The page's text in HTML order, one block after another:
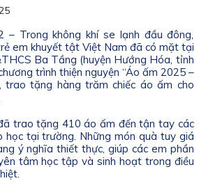
– Trong không khí se lạnh đầu đông,
em khuyết tật Việt Nam đã có mặt tại
Ba Tầng (huyện Hướng Hóa, tỉnh
trình thiện nguyện “Áo ấm 2025 –
trao tặng hàng trăm chiếc áo ấm cho
trao tặng 410 áo ấm đến tận tay các
học tại trường. Những món quà tuy giá
ý nghĩa thiết thực, giúp các em phần
tâm học tập và sinh hoạt trong điều